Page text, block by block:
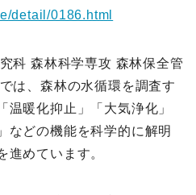
detail/0186.html
科 森林科学専攻 森林保全管
は、森林の水循環を調査す
温暖化抑止」「大気浄化」
などの機能を科学的に解明
進めています。